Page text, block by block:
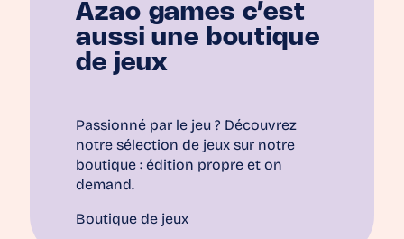
Azao games c’est
aussi une boutique
de jeux
Passionné par le jeu ? Découvrez
notre sélection de jeux sur notre
boutique : édition propre et on
demand.
Boutique de jeux